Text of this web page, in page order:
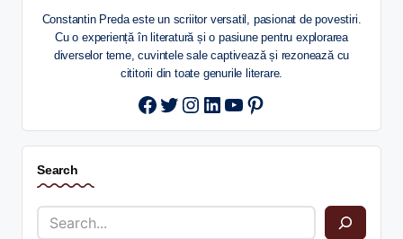
Constantin Preda este un scriitor versatil, pasionat de povestiri.
Cu o experiență în literatură și o pasiune pentru explorarea
diverselor teme, cuvintele sale captivează și rezonează cu
cititorii din toate genurile literare.
Twitter
Instagram
LinkedIn
YouTube
Pinterest
Search